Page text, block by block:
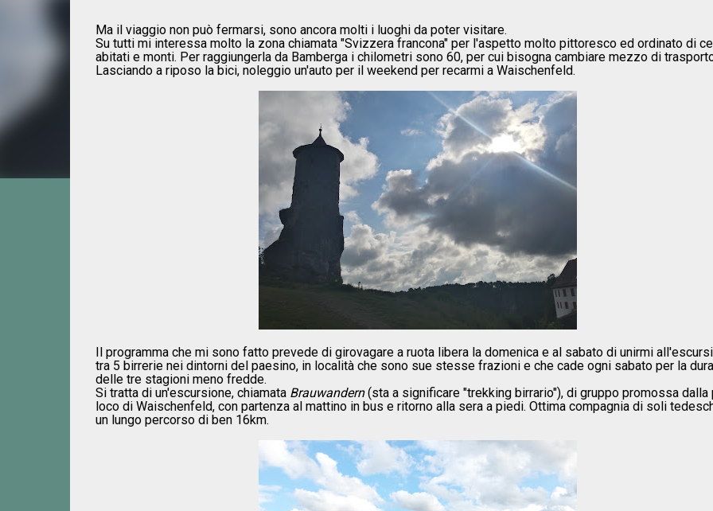
Ma il viaggio non può fermarsi, sono ancora molti i luoghi da poter visitare.
Su tutti mi interessa molto la zona chiamata "Svizzera francona" per l'aspetto molto pittoresco ed ordinato di
abitati e monti. Per raggiungerla da Bamberga i chilometri sono 60, per cui bisogna cambiare mezzo di
Lasciando a riposo la bici, noleggio un'auto per il weekend per recarmi a Waischenfeld.
Il programma che mi sono fatto prevede di girovagare a ruota libera la domenica e al sabato di unirmi
tra 5 birrerie nei dintorni del paesino, in località che sono sue stesse frazioni e che cade ogni sabato per la
delle tre stagioni meno fredde.
Si tratta di un'escursione, chiamata Brauwandern(sta a significare "trekking birrario"), di gruppo promossa dalla
loco di Waischenfeld, con partenza al mattino in bus e ritorno alla sera a piedi. Ottima compagnia di soli
un lungo percorso di ben 16km.